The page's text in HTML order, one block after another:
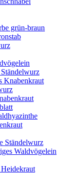
grün-braun
Knabenkraut
Ständelwurz
Waldvögelein